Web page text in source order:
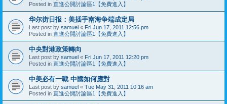
Posted in 直進公開討論區1【免費進入】
华尔街日报：美插手南海争端成定局
Last post by samuel « Fri Jun 17, 2011 12:56 pm
Posted in 直進公開討論區1【免費進入】
中央對港政策轉向
Last post by samuel « Fri Jun 17, 2011 12:20 pm
Posted in 直進公開討論區1【免費進入】
中美必有一戰 中國如何應對
Last post by samuel « Tue May 31, 2011 10:16 am
Posted in 直進公開討論區1【免費進入】